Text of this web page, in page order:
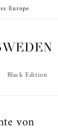
Europe
Black Edition
von